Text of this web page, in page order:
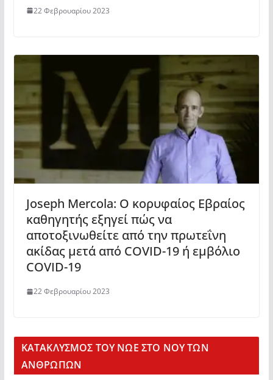
22 Φεβρουαρίου 2023
Joseph Mercola: O κορυφαίος Εβραίος
καθηγητής εξηγεί πώς να
αποτοξινωθείτε από την πρωτεΐνη
ακίδας μετά από COVID-19 ή εμβόλιο
COVID-19
22 Φεβρουαρίου 2023
KΑΤΑΚΛΥΣΜΟΣ ΤΟΥ ΝΩΕ ΣΤΟ ΝΟΥ ΤΩΝ
ΑΝΘΡΩΠΩΝ